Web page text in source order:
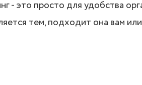
- это просто для удобства
тем, подходит она вам